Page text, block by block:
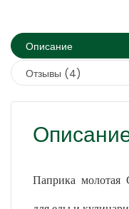
Описание
Отзывы (4)
Паприка молотая